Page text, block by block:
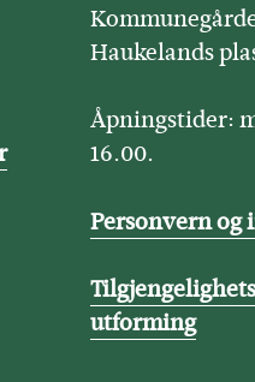
Haukelands
Åpningstider:
16.00.
Personvern og
utforming